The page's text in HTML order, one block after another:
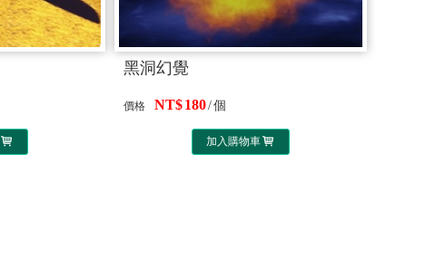
黑洞幻覺
價格 180 個
加入購物車